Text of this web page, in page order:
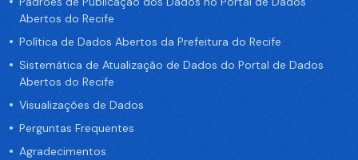
Abertos do Recife
Política de Dados Abertos da Prefeitura do Recife
Sistemática de Atualização de Dados do Portal de Dados
Abertos do Recife
Visualizações de Dados
Perguntas Frequentes
Agradecimentos